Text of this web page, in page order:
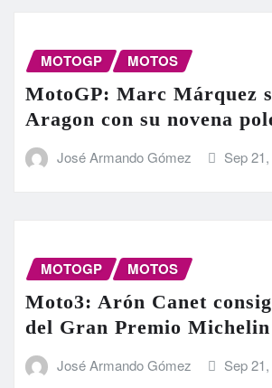
MOTOGP MOTOS
MotoGP: Marc Márquez
Aragon con su novena
José Armando Gómez Sep
MOTOGP MOTOS
Moto3: Arón Canet
del Gran Premio
José Armando Gómez Sep